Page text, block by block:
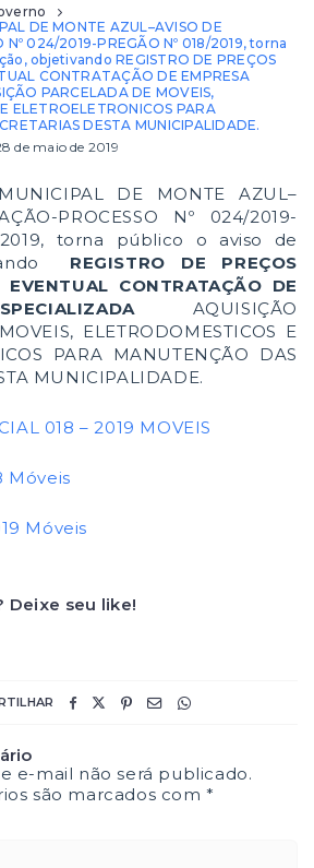
DE MONTE AZUL–AVISO DE
Nº 024/2019-PREGÃO Nº 018/2019, torna
objetivando REGISTRO DE PREÇOS
CONTRATAÇÃO DE EMPRESA
PARCELADA DE MOVEIS,
ELETROELETRONICOS PARA
DESTA MUNICIPALIDADE.
de maio de 2019
DE MONTE AZUL–
PROCESSO Nº 024/2019-
2019, torna público o aviso de
REGISTRO DE PREÇOS
CONTRATAÇÃO DE
AQUISIÇÃO
ELETRODOMESTICOS E
PARA MANUTENÇÃO DAS
MUNICIPALIDADE.
018 – 2019 MOVEIS
Móveis
Móveis
Deixe seu like!
e-mail não será publicado.
são marcados com*